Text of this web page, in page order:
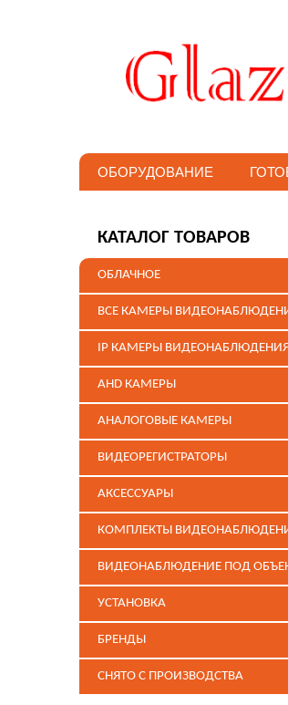
ОБОРУДОВАНИЕ
КАТАЛОГ ТОВАРОВ
ОБЛАЧНОЕ
ВСЕ КАМЕРЫ
IP КАМЕРЫ
AHD КАМЕРЫ
АНАЛОГОВЫЕ КАМЕРЫ
ВИДЕОРЕГИСТРАТОРЫ
АКСЕССУАРЫ
КОМПЛЕКТЫ
ВИДЕОНАБЛЮДЕНИЕ ПОД
УСТАНОВКА
БРЕНДЫ
СНЯТО С ПРОИЗВОДСТВА